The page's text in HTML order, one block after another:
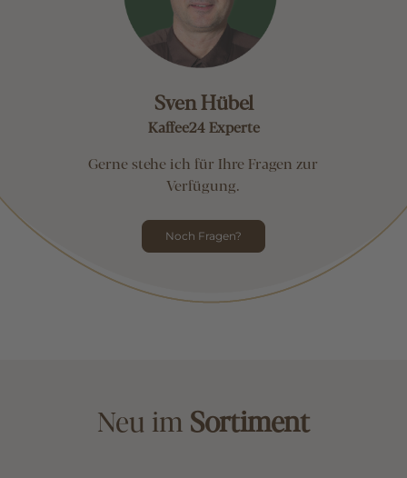
Sven Hübel
Kaffee24 Experte
Gerne stehe ich für Ihre Fragen zur
Verfügung.
Noch Fragen?
Neu im Sortiment